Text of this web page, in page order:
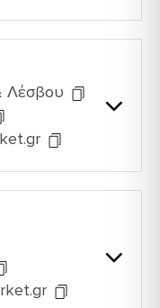
Λέσβου